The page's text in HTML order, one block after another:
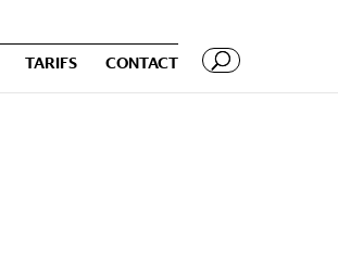
TARIFS CONTACT